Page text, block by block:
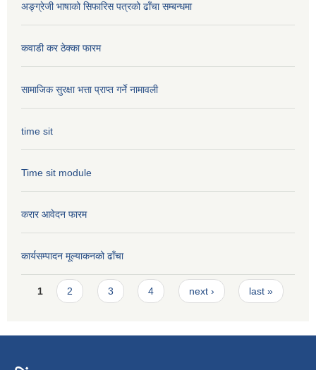
अङ्ग्रेजी भाषाको सिफारिस पत्रको ढाँचा सम्बन्धमा
कवाडी कर ठेक्का फारम
सामाजिक सुरक्षा भत्ता प्राप्त गर्ने नामावली
time sit
Time sit module
करार आवेदन फारम
कार्यसम्पादन मूल्या‌कनको ढाँचा
Pages
1 2 3 4 next › last »